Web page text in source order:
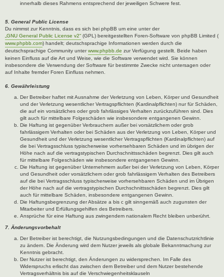
innerhalb dieses Rahmens entsprechend der jeweiligen Schwere fest.
5. General Public License
Du nimmst zur Kenntnis, dass es sich bei phpBB um eine unter der
„GNU General Public License v2“ (GPL) bereitgestellten Foren-Software von phpBB Limited (
www.phpbb.com) handelt; deutschsprachige Informationen werden durch die
deutschsprachige Community unterwww.phpbb.de zur Verfügung gestellt. Beide haben
keinen Einfluss auf die Art und Weise, wie die Software verwendet wird. Sie können
insbesondere die Verwendung der Software für bestimmte Zwecke nicht untersagen oder
auf Inhalte fremder Foren Einfluss nehmen.
6. Gewährleistung
Der Betreiber haftet mit Ausnahme der Verletzung von Leben, Körper und Gesundheit
und der Verletzung wesentlicher Vertragspflichten (Kardinalpflichten) nur für Schäden,
die auf ein vorsätzliches oder grob fahrlässiges Verhalten zurückzuführen sind. Dies
gilt auch für mittelbare Folgeschäden wie insbesondere entgangenen Gewinn.
Die Haftung ist gegenüber Verbrauchern außer bei vorsätzlichem oder grob
fahrlässigem Verhalten oder bei Schäden aus der Verletzung von Leben, Körper und
Gesundheit und der Verletzung wesentlicher Vertragspflichten (Kardinalpflichten) auf
die bei Vertragsschluss typischerweise vorhersehbaren Schäden und im übrigen der
Höhe nach auf die vertragstypischen Durchschnittsschäden begrenzt. Dies gilt auch
für mittelbare Folgeschäden wie insbesondere entgangenen Gewinn.
Die Haftung ist gegenüber Unternehmern außer bei der Verletzung von Leben, Körper
und Gesundheit oder vorsätzlichem oder grob fahrlässigem Verhalten des Betreibers
auf die bei Vertragsschluss typischerweise vorhersehbaren Schäden und im Übrigen
der Höhe nach auf die vertragstypischen Durchschnittsschäden begrenzt. Dies gilt
auch für mittelbare Schäden, insbesondere entgangenen Gewinn.
Die Haftungsbegrenzung der Absätze a bis c gilt sinngemäß auch zugunsten der
Mitarbeiter und Erfüllungsgehilfen des Betreibers.
Ansprüche für eine Haftung aus zwingendem nationalem Recht bleiben unberührt.
7. Änderungsvorbehalt
Der Betreiber ist berechtigt, die Nutzungsbedingungen und die Datenschutzrichtlinie
zu ändern. Die Änderung wird dem Nutzer jeweils als globale Bekanntmachung zur
Kenntnis gebracht.
Der Nutzer ist berechtigt, den Änderungen zu widersprechen. Im Falle des
Widerspruchs erlischt das zwischen dem Betreiber und dem Nutzer bestehende
Vertragsverhältnis bis auf die Verschwiegenheitsklauseln